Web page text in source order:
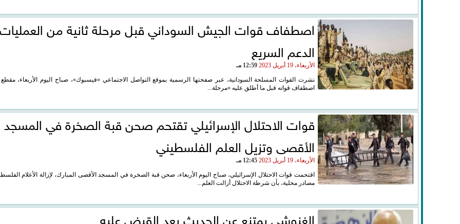
اصطفاف قوات الجيش السوداني قبل مرحلة ثانية من
الدعم السريع
الأربعاء، 19 أبريل 2023
12:59 مـ
نشرت القوات المسلحة السودانية، عبر صفحتها الرسمية بموقع التواصل الاجتماعي «فيسبوك»، صباح اليوم الأربعاء،
اصطفاف قواته قبل ما أطلق عليه «مرحلة...
قوات الاحتلال الإسرائيلي تقتحم صحن قبة الصخرة في المسجد
الأقصى وتزيل العلم الفلسطيني
الأربعاء، 19 أبريل 2023
12:45 مـ
اقتحمت قوات الاحتلال الإسرائيلي، صباح اليوم الأربعاء، صحن قبة الصخرة في المسجد الأقصى المبارك، لإزالة الأعلام
مصادر محلية، بأن شرطة الاحتلال أزالت العلم...
الغنوشي يمتنع عن الحديث بعد القبض عليه